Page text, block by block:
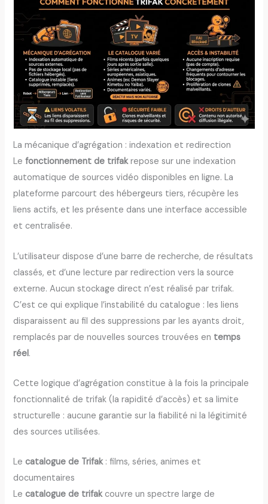
La mécanique d’agrégation : indexation et redirection
Lefonctionnement de trifakrepose sur une indexation
automatique de sources vidéo disponibles en ligne. La
plateforme parcourt des hébergeurs tiers, récupère les
liens actifs, et les présente dans une interface accessible
et centralisée.
L’utilisateur dispose d’une barre de recherche, de résultats
classés, et d’une lecture par redirection vers la source
externe. Aucun stockage direct n’est réalisé par trifak.
C’est ce qui explique l’instabilité du catalogue : les liens
disparaissent au fil des suppressions par les ayants droit,
remplacés par de nouvelles sources trouvées en temps
réel.
Cette logique d’agrégation constitue à la fois la principale
fonctionnalité de trifak (la rapidité d’accès) et sa limite
structurelle : aucune garantie sur la fiabilité ni la légitimité
des sources utilisées.
Lecatalogue de Trifak: films, séries, animes et
documentaires
Lecatalogue de trifakcouvre un spectre large de